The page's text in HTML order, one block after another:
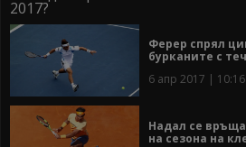
Ферер спрял
бурканите с
6 апр 2017 | 10:16
Надал се
на сезона на